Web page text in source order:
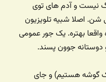
نیست و آدم های توی
شن. اصلا شبیه تلویزیون
بهتره. یک جور عمومی
جوون پسند.
گوشه هستیم) و جای